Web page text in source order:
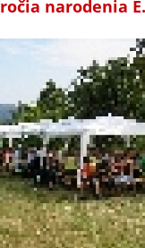
narodenia